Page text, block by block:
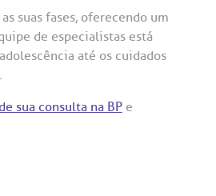
suas fases, oferecendo um
de especialistas está
até os cuidados
sua consulta na BPe